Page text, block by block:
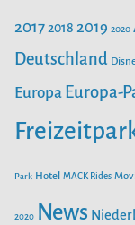
e
n
o
o
g
r
m
b
e
2017 2018 2019 2020
Deutschland
Europa Europa-
Park Hotel MACK Rides
2020 News